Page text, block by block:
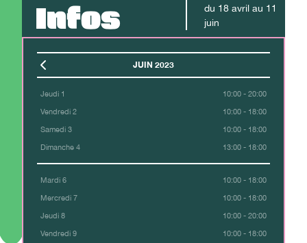
Infos du 18 avril au 11
juin
JUIN 2023
Jeudi 1 10:00 - 20:00
Vendredi 2 10:00 - 18:00
Samedi 3 10:00 - 18:00
Dimanche 4 13:00 - 18:00
Mardi 6 10:00 - 18:00
Mercredi 7 10:00 - 18:00
Jeudi 8 10:00 - 20:00
Vendredi 9 10:00 - 18:00